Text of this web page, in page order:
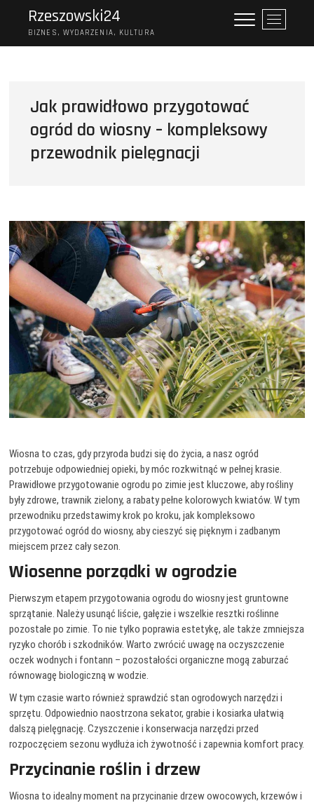
content
Rzeszowski24
BIZNES, WYDARZENIA, KULTURA
P
r
z
k
Jak prawidłowo przygotować
ogród do wiosny – kompleksowy
przewodnik pielęgnacji
Wiosna to czas, gdy przyroda budzi się do życia, a nasz ogród
potrzebuje odpowiedniej opieki, by móc rozkwitnąć w pełnej krasie.
Prawidłowe przygotowanie ogrodu po zimie jest kluczowe, aby rośliny
były zdrowe, trawnik zielony, a rabaty pełne kolorowych kwiatów. W tym
przewodniku przedstawimy krok po kroku, jak kompleksowo
przygotować ogród do wiosny, aby cieszyć się pięknym i zadbanym
miejscem przez cały sezon.
Wiosenne porządki w ogrodzie
Pierwszym etapem przygotowania ogrodu do wiosny jest gruntowne
sprzątanie. Należy usunąć liście, gałęzie i wszelkie resztki roślinne
pozostałe po zimie. To nie tylko poprawia estetykę, ale także zmniejsza
ryzyko chorób i szkodników. Warto zwrócić uwagę na oczyszczenie
oczek wodnych i fontann – pozostałości organiczne mogą zaburzać
równowagę biologiczną w wodzie.
W tym czasie warto również sprawdzić stan ogrodowych narzędzi i
sprzętu. Odpowiednio naostrzona sekator, grabie i kosiarka ułatwią
dalszą pielęgnację. Czyszczenie i konserwacja narzędzi przed
rozpoczęciem sezonu wydłuża ich żywotność i zapewnia komfort pracy.
Przycinanie roślin i drzew
Wiosna to idealny moment na przycinanie drzew owocowych, krzewów i